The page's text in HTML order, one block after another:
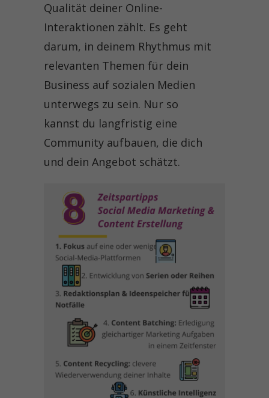
Qualität deiner Online-
Interaktionen zählt. Es geht
darum, in deinem Rhythmus mit
relevanten Themen für dein
Business auf sozialen Medien
unterwegs zu sein. Nur so
kannst du langfristig eine
Community aufbauen, die dich
und dein Angebot schätzt.